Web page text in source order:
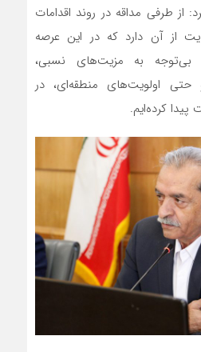
از طرفی مداقه در روند اقدامات
از آن دارد که در این عرصه
بی‌توجه به مزیت‌های نسبی،
اولویت‌های منطقه‌ای، در
کرده‌ایم.